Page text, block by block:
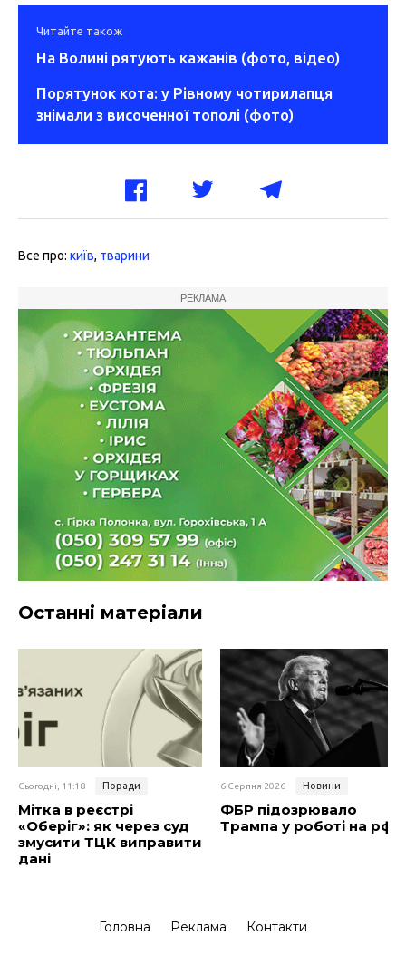
Читайте також
На Волині рятують кажанів (фото, відео)
Порятунок кота: у Рівному чотирилапця
знімали з височенної тополі (фото)
Все про: київ, тварини
РЕКЛАМА
Останні матеріали
Сьогодні, 11:18 Поради
Мітка в реєстрі
«Оберіг»: як через суд
змусити ТЦК виправити
дані
6 Серпня 2026 Новини
ФБР підозрювало
Трампа у роботі на рф
Головна Реклама Контакти